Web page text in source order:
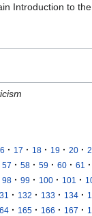
Introduction to
· 17 · 18 · 19 · 20 ·
57 · 58 · 59 · 60 · 61 ·
98 · 99 · 100 · 101 ·
· 132 · 133 · 134 ·
· 165 · 166 · 167 ·